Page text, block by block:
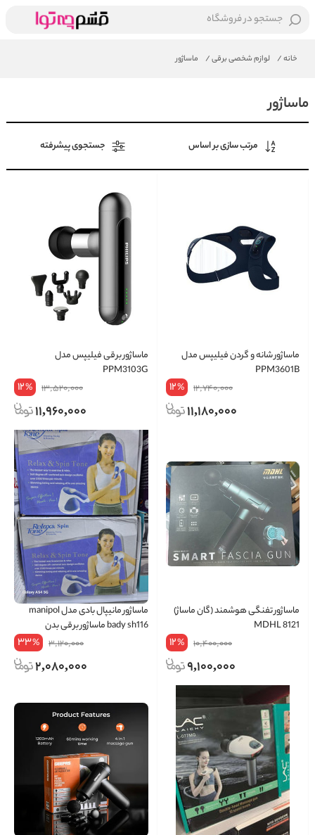
جستجو در فروشگاه
خانه/ لوازم شخصی برقی/ ماساژور
ماساژور
مرتب سازی بر اساس جستجوی پیشرفته
ماساژور شانه و گردن فیلیپس مدل
PPM3601B
12,740,000
12%
11,180,000
ماساژور برقی فیلیپس مدل
PPM3103G
13,520,000
12%
11,960,000
ماساژور تفنگی هوشمند (گان ماساژ)
8121 MDHL
10,400,000
12%
9,100,000
ماساژور مانیپال بادی مدل manipol
bady sh116 ماساژور برقی بدن
3,120,000
33%
2,080,000